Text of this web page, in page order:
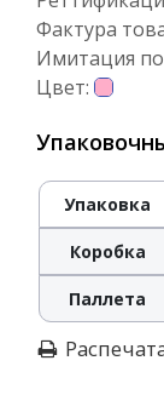
Фактура
Имитация
Цвет:
Упаковка
Коробка
Паллета